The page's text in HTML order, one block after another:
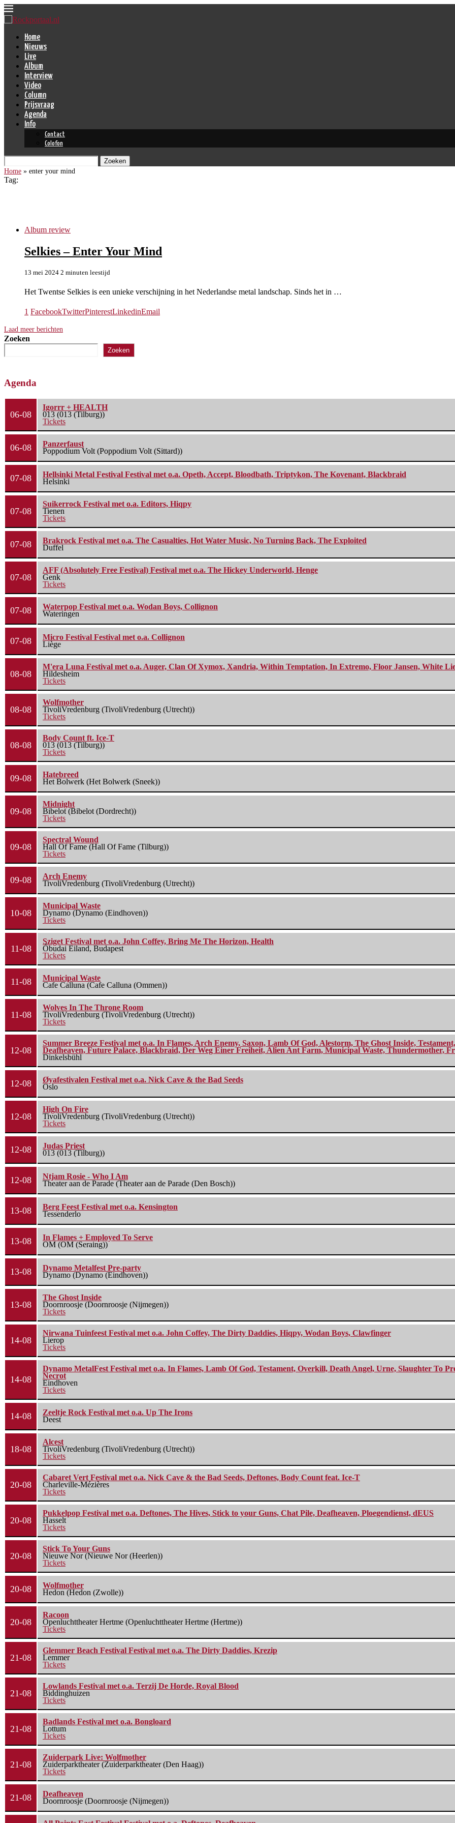
Home
Nieuws
Live
Album
Interview
Video
Column
Prijsvraag
Agenda
Info
Contact
Colofon
Zoeken
Home » enter your mind
Tag:
Album review
Selkies – Enter Your Mind
13 mei 2024 2 minuten leestijd
Het Twentse Selkies is een unieke verschijning in het Nederlandse metal landschap. Sinds het in …
1 FacebookTwitterPinterestLinkedinEmail
Laad meer berichten
Zoeken
Zoeken
Agenda
06-08
Igorrr + HEALTH
013 (013 (Tilburg))
Tickets
06-08
Panzerfaust
Poppodium Volt (Poppodium Volt (Sittard))
07-08
Hellsinki Metal Festival Festival met o.a. Opeth, Accept, Bloodbath, Triptykon, The Kovenant, Blackbraid
Helsinki
07-08
Suikerrock Festival met o.a. Editors, Hiqpy
Tienen
Tickets
07-08
Brakrock Festival met o.a. The Casualties, Hot Water Music, No Turning Back, The Exploited
Duffel
07-08
AFF (Absolutely Free Festival) Festival met o.a. The Hickey Underworld, Henge
Genk
Tickets
07-08
Waterpop Festival met o.a. Wodan Boys, Collignon
Wateringen
07-08
Micro Festival Festival met o.a. Collignon
Liège
08-08
M'era Luna Festival met o.a. Auger, Clan Of Xymox, Xandria, Within Temptation, In Extremo, Floor Jansen, White
Hildesheim
Tickets
08-08
Wolfmother
TivoliVredenburg (TivoliVredenburg (Utrecht))
Tickets
08-08
Body Count ft. Ice-T
013 (013 (Tilburg))
Tickets
09-08
Hatebreed
Het Bolwerk (Het Bolwerk (Sneek))
09-08
Midnight
Bibelot (Bibelot (Dordrecht))
Tickets
09-08
Spectral Wound
Hall Of Fame (Hall Of Fame (Tilburg))
Tickets
09-08
Arch Enemy
TivoliVredenburg (TivoliVredenburg (Utrecht))
10-08
Municipal Waste
Dynamo (Dynamo (Eindhoven))
Tickets
11-08
Sziget Festival met o.a. John Coffey, Bring Me The Horizon, Health
Óbudai Eiland, Budapest
Tickets
11-08
Municipal Waste
Cafe Calluna (Cafe Calluna (Ommen))
11-08
Wolves In The Throne Room
TivoliVredenburg (TivoliVredenburg (Utrecht))
Tickets
12-08
Summer Breeze Festival met o.a. In Flames, Arch Enemy, Saxon, Lamb Of God, Alestorm, The Ghost Inside,
Deafheaven, Future Palace, Blackbraid, Der Weg Einer Freiheit, Alien Ant Farm, Municipal Waste, Thundermother,
Dinkelsbühl
12-08
Øyafestivalen Festival met o.a. Nick Cave & the Bad Seeds
Oslo
12-08
High On Fire
TivoliVredenburg (TivoliVredenburg (Utrecht))
Tickets
12-08
Judas Priest
013 (013 (Tilburg))
12-08
Ntjam Rosie - Who I Am
Theater aan de Parade (Theater aan de Parade (Den Bosch))
13-08
Berg Feest Festival met o.a. Kensington
Tessenderlo
13-08
In Flames + Employed To Serve
OM (OM (Seraing))
13-08
Dynamo Metalfest Pre-party
Dynamo (Dynamo (Eindhoven))
13-08
The Ghost Inside
Doornroosje (Doornroosje (Nijmegen))
Tickets
14-08
Nirwana Tuinfeest Festival met o.a. John Coffey, The Dirty Daddies, Hiqpy, Wodan Boys, Clawfinger
Lierop
Tickets
14-08
Dynamo MetalFest Festival met o.a. In Flames, Lamb Of God, Testament, Overkill, Death Angel, Urne, Slaughter To
Necrot
Eindhoven
Tickets
14-08
Zeeltje Rock Festival met o.a. Up The Irons
Deest
18-08
Alcest
TivoliVredenburg (TivoliVredenburg (Utrecht))
Tickets
20-08
Cabaret Vert Festival met o.a. Nick Cave & the Bad Seeds, Deftones, Body Count feat. Ice-T
Charleville-Mézières
Tickets
20-08
Pukkelpop Festival met o.a. Deftones, The Hives, Stick to your Guns, Chat Pile, Deafheaven, Ploegendienst, dEUS
Hasselt
Tickets
20-08
Stick To Your Guns
Nieuwe Nor (Nieuwe Nor (Heerlen))
Tickets
20-08
Wolfmother
Hedon (Hedon (Zwolle))
20-08
Racoon
Openluchttheater Hertme (Openluchttheater Hertme (Hertme))
Tickets
21-08
Glemmer Beach Festival Festival met o.a. The Dirty Daddies, Krezip
Lemmer
Tickets
21-08
Lowlands Festival met o.a. Terzij De Horde, Royal Blood
Biddinghuizen
Tickets
21-08
Badlands Festival met o.a. Bongloard
Lottum
Tickets
21-08
Zuiderpark Live: Wolfmother
Zuiderparktheater (Zuiderparktheater (Den Haag))
Tickets
21-08
Deafheaven
Doornroosje (Doornroosje (Nijmegen))